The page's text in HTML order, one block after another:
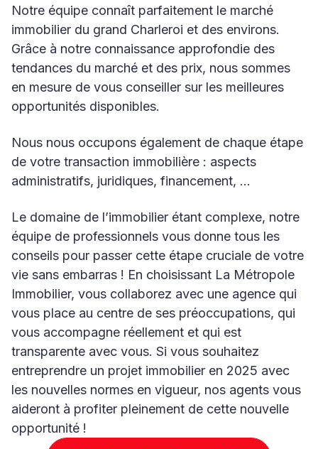
Notre équipe connaît parfaitement le marché
immobilier du grand Charleroi et des environs.
Grâce à notre connaissance approfondie des
tendances du marché et des prix, nous sommes
en mesure de vous conseiller sur les meilleures
opportunités disponibles.
Nous nous occupons également de chaque étape
de votre transaction immobilière : aspects
administratifs, juridiques, financement, …
Le domaine de l’immobilier étant complexe, notre
équipe de professionnels vous donne tous les
conseils pour passer cette étape cruciale de votre
vie sans embarras ! En choisissant La Métropole
Immobilier, vous collaborez avec une agence qui
vous place au centre de ses préoccupations, qui
vous accompagne réellement et qui est
transparente avec vous. Si vous souhaitez
entreprendre un projet immobilier en 2025 avec
les nouvelles normes en vigueur, nos agents vous
aideront à profiter pleinement de cette nouvelle
opportunité !